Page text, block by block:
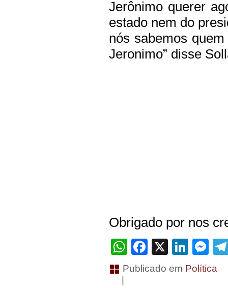
Jerônimo querer
estado nem do
nós sabemos
Jeronimo” disse
Obrigado por nos
WhatsApp
Facebook
X
Publicado em Política